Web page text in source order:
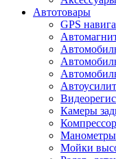
Автотовары
GPS
Камеры
Манометры
Мойки